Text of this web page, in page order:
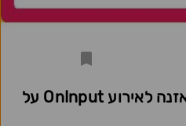
תרגול JavaScript - האזנה לאירוע OnInput על